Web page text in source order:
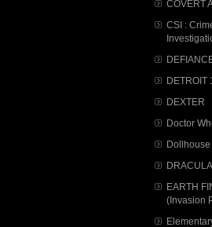
COVERT
CSI :
DETROIT
DEXTER
Doctor
Dollhouse
EARTH
(Invasion